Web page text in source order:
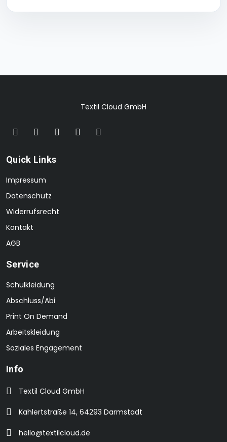
Textil Cloud GmbH
Quick Links
Impressum
Datenschutz
Widerrufsrecht
Kontakt
AGB
Service
Schulkleidung
Abschluss/Abi
Print On Demand
Arbeitskleidung
Soziales Engagement
Info
Textil Cloud GmbH
Kahlertstraße 14, 64293 Darmstadt
hello@textilcloud.de